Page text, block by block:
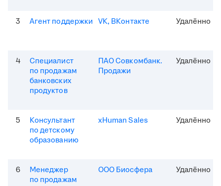
3 Агент поддержки VK, ВКонтакте Удалённо
4
Специалист
по продажам
банковских
продуктов
ПАО Совкомбанк.
Продажи
Удалённо
5
Консультант
по детскому
образованию
xHuman Sales Удалённо
6
Менеджер
по продажам
ООО Биосфера Удалённо